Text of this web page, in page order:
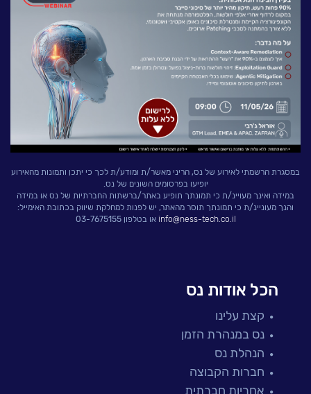
לעבוד בנס
אירועים וכנסים
פודקאסט
נס בכותרות
וובינרים מומלצים
דברו איתנו
במסגרת הרשמתי לאירוע של נס, הריני מאשר/ת ומודע/ת לכך כי יתכן ותמונות מהאירוע
יופיעו בפרסומים השונים של נס.
במידה ואינך מעויינ/ת כי תמונתך תופיע באתר/ברשתות החברתיות של נס או במידה
והנך מעוניינ/ת כי תמונתך תוסר מהאתר, יש לפנות למחלקת שיווק בכתובת האימייל:
info@ness-tech.co.il או בטלפון 03-7675155
הכל אודות נס
קצת עלינו
נס במנהרת הזמן
הנהלת נס
חברות הקבוצה
אחריות חברתית